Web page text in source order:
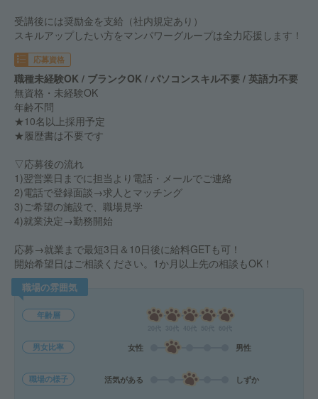
受講後には奨励金を支給（社内規定あり）
スキルアップしたい方をマンパワーグループは全力応援します！
応募資格
職種未経験OK / ブランクOK / パソコンスキル不要 / 英語力不要
無資格・未経験OK
年齢不問
★10名以上採用予定
★履歴書は不要です
▽応募後の流れ
1)翌営業日までに担当より電話・メールでご連絡
2)電話で登録面談→求人とマッチング
3)ご希望の施設で、職場見学
4)就業決定→勤務開始
応募→就業まで最短3日＆10日後に給料GETも可！
開始希望日はご相談ください。1か月以上先の相談もOK！
職場の雰囲気
年齢層
男女比率 女性 男性
職場の様子 活気がある しずか